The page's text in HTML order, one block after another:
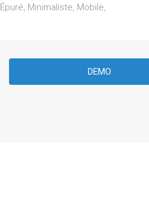
Épuré, Minimaliste, Mobile,
DEMO